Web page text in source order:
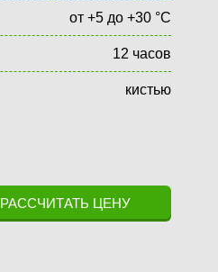
от +5 до +30 °С
12 часов
кистью
РАССЧИТАТЬ ЦЕНУ